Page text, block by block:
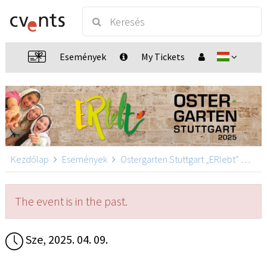
Események My Tickets
Kezdőlap Események Ostergarten Stuttgart „ERlebt“
The event is in the past.
Sze, 2025. 04. 09.